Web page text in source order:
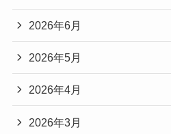
2026年6月
2026年5月
2026年4月
2026年3月